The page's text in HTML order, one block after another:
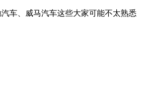
车、威马汽车这些大家可能不太熟悉